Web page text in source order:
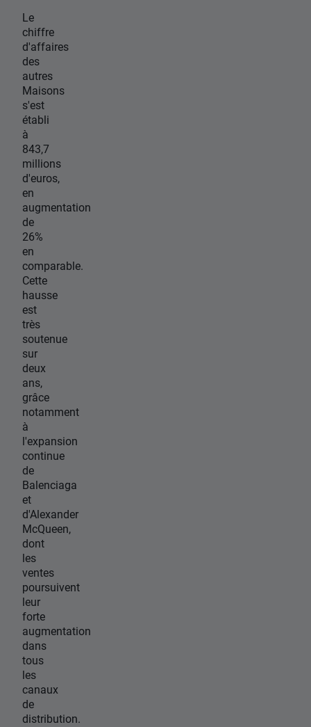
Le
chiffre
d'affaires
des
autres
Maisons
s'est
établi
à
843,7
millions
d'euros,
en
augmentation
de
26%
en
comparable.
Cette
hausse
est
très
soutenue
sur
deux
ans,
grâce
notamment
à
l'expansion
continue
de
Balenciaga
et
d'Alexander
McQueen,
dont
les
ventes
poursuivent
leur
forte
augmentation
dans
tous
les
canaux
de
distribution.